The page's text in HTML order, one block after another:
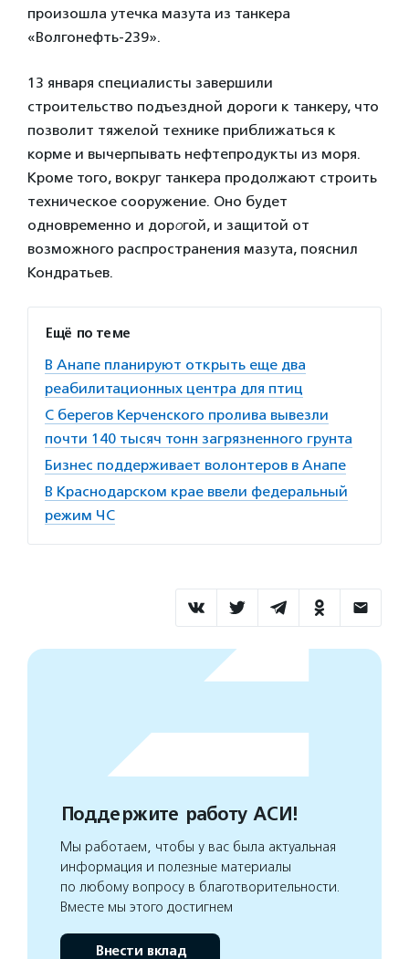
произошла утечка мазута из танкера
«Волгонефть-239».
13 января специалисты завершили
строительство подъездной дороги к танкеру, что
позволит тяжелой технике приближаться к
корме и вычерпывать нефтепродукты из моря.
Кроме того, вокруг танкера продолжают строить
техническое сооружение. Оно будет
одновременно и дорогой, и защитой от
возможного распространения мазута, пояснил
Кондратьев.
Ещё по теме
В Анапе планируют открыть еще два
реабилитационных центра для птиц
С берегов Керченского пролива вывезли
почти 140 тысяч тонн загрязненного грунта
Бизнес поддерживает волонтеров в Анапе
В Краснодарском крае ввели федеральный
режим ЧС
Поддержите работу АСИ!
Мы работаем, чтобы у вас была актуальная
информация и полезные материалы
по любому вопросу в благотворительности.
Вместе мы этого достигнем
Внести вклад